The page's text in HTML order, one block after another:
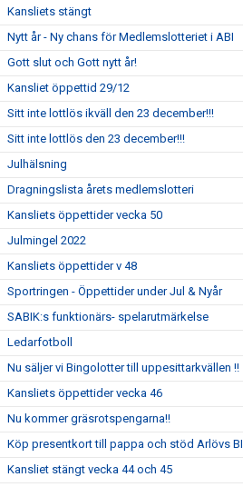
Kansliets stängt
Nytt år - Ny chans för Medlemslotteriet i ABI
Gott slut och Gott nytt år!
Kansliet öppettid 29/12
Sitt inte lottlös ikväll den 23 december!!!
Sitt inte lottlös den 23 december!!!
Julhälsning
Dragningslista årets medlemslotteri
Kansliets öppettider vecka 50
Julmingel 2022
Kansliets öppettider v 48
Sportringen - Öppettider under Jul & Nyår
SABIK:s funktionärs- spelarutmärkelse
Ledarfotboll
Nu säljer vi Bingolotter till uppesittarkvällen !!
Kansliets öppettider vecka 46
Nu kommer gräsrotspengarna!!
Köp presentkort till pappa och stöd Arlövs BI
Kansliet stängt vecka 44 och 45